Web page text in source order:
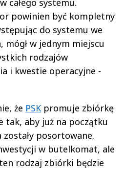
całego systemu.
powinien być kompletny
do systemu we
w jednym miejscu
rodzajów
i kwestie operacyjne -
że PSKpromuje zbiórkę
tak, aby już na początku
posortowane.
w butelkomat, ale
rodzaj zbiórki będzie